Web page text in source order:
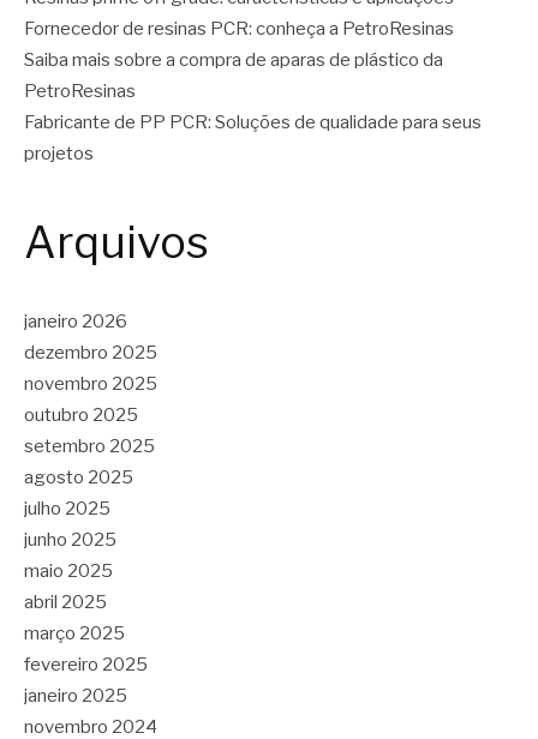
Fornecedor de resinas PCR: conheça a PetroResinas
Saiba mais sobre a compra de aparas de plástico da
PetroResinas
Fabricante de PP PCR: Soluções de qualidade para seus
projetos
Arquivos
janeiro 2026
dezembro 2025
novembro 2025
outubro 2025
setembro 2025
agosto 2025
julho 2025
junho 2025
maio 2025
abril 2025
março 2025
fevereiro 2025
janeiro 2025
novembro 2024